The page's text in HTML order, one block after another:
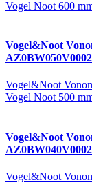
Vogel Noot 600
Vogel&Noot
Vogel&Noot
Vogel Noot 500
Vogel&Noot
Vogel&Noot